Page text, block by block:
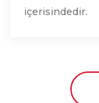
içerisindedir.